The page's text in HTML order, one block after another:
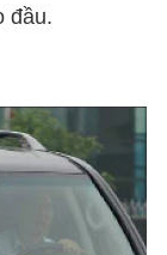
đầu.